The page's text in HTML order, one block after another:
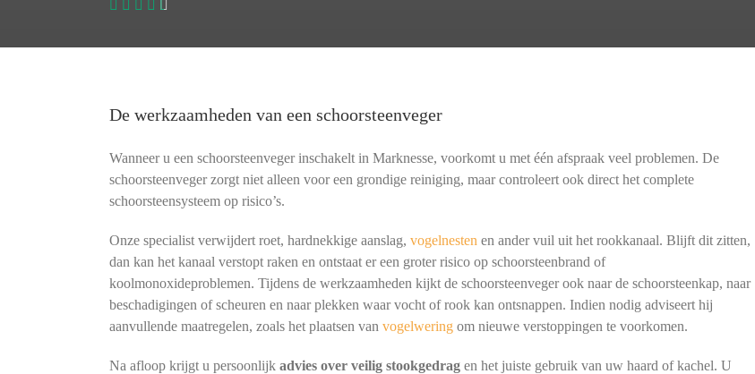
De werkzaamheden van een schoorsteenveger
Wanneer u een schoorsteenveger inschakelt in Marknesse, voorkomt u met één afspraak veel problemen. De
schoorsteenveger zorgt niet alleen voor een grondige reiniging, maar controleert ook direct het complete
schoorsteensysteem op risico’s.
Onze specialist verwijdert roet, hardnekkige aanslag, vogelnesten en ander vuil uit het rookkanaal. Blijft dit zitten,
dan kan het kanaal verstopt raken en ontstaat er een groter risico op schoorsteenbrand of
koolmonoxideproblemen. Tijdens de werkzaamheden kijkt de schoorsteenveger ook naar de schoorsteenkap, naar
beschadigingen of scheuren en naar plekken waar vocht of rook kan ontsnappen. Indien nodig adviseert hij
aanvullende maatregelen, zoals het plaatsen van vogelweringom nieuwe verstoppingen te voorkomen.
Na afloop krijgt u persoonlijk advies over veilig stookgedragen het juiste gebruik van uw haard of kachel. U